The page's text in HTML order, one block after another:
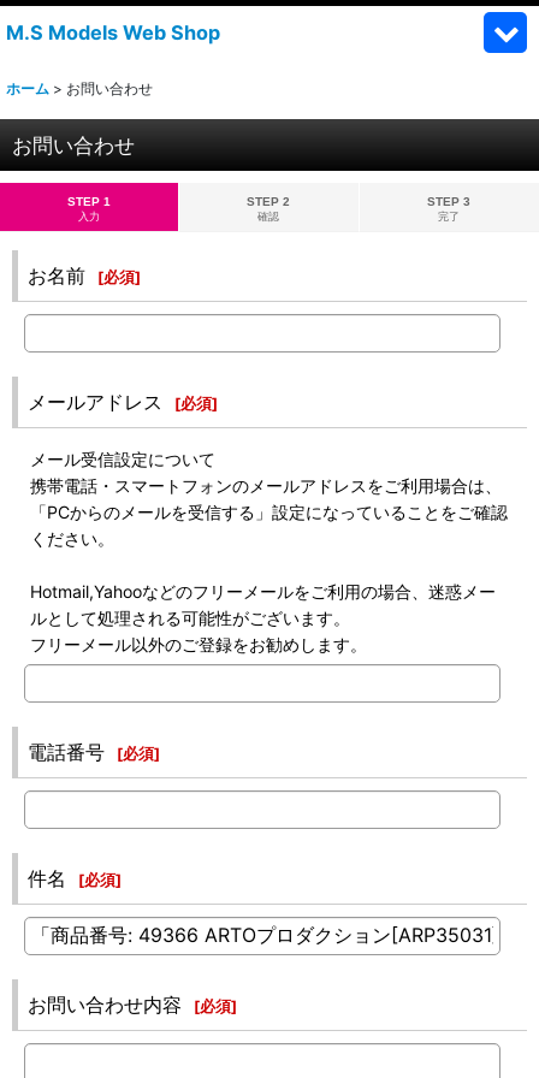
M.S Models Web Shop
ホーム > お問い合わせ
お問い合わせ
STEP 1
入力
STEP 2
確認
STEP 3
完了
お名前 [必須]
メールアドレス [必須]
メール受信設定について
携帯電話・スマートフォンのメールアドレスをご利用場合は、
「PCからのメールを受信する」設定になっていることをご確認
ください。
Hotmail,Yahooなどのフリーメールをご利用の場合、迷惑メー
ルとして処理される可能性がございます。
フリーメール以外のご登録をお勧めします。
電話番号 [必須]
件名 [必須]
お問い合わせ内容 [必須]